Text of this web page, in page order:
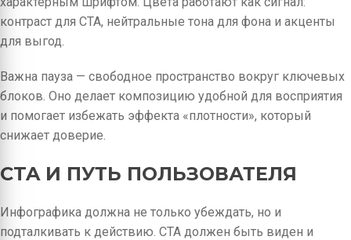
контраст для CTA, нейтральные тона для фона и акценты
для выгод.
Важна пауза — свободное пространство вокруг ключевых
блоков. Оно делает композицию удобной для восприятия
и помогает избежать эффекта «плотности», который
снижает доверие.
CTA И ПУТЬ ПОЛЬЗОВАТЕЛЯ
Инфографика должна не только убеждать, но и
подталкивать к действию. CTA должен быть виден и